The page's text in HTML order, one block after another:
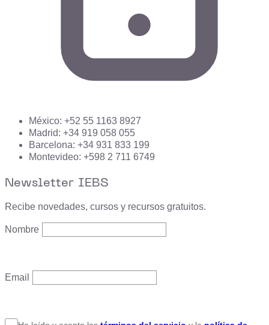
México: +52 55 1163 8927
Madrid: +34 919 058 055
Barcelona: +34 931 833 199
Montevideo: +598 2 711 6749
Newsletter IEBS
Recibe novedades, cursos y recursos gratuitos.
Nombre
Email